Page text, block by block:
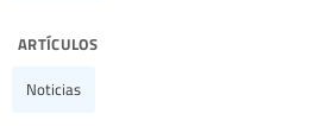
artículos
Noticias